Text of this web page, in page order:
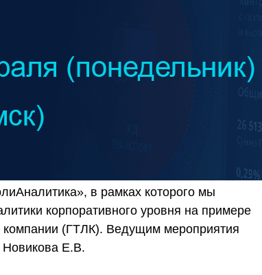
в рамках которого мы
корпоративного уровня на примере
компании (ГТЛК). Ведущим мероприятия
Новикова Е.В.